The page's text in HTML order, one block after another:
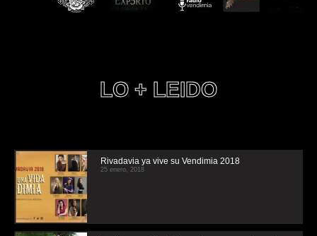
LO + LEIDO
Rivadavia ya vive su Vendimia 2018
25 enero, 2018